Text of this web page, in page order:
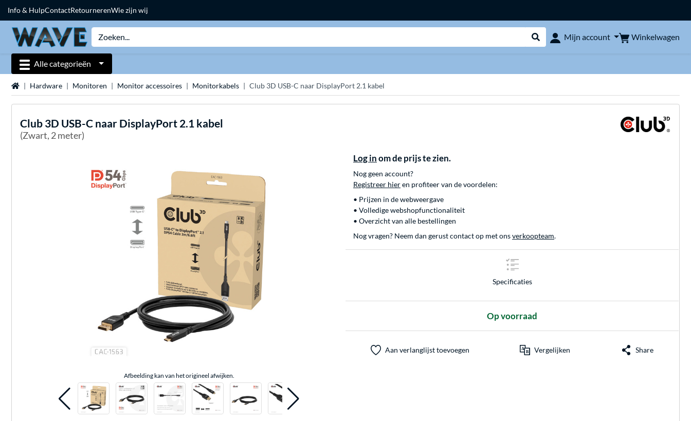
Info & HulpContactRetournerenWie zijn wij
Webshop doorzoeken
Mijn account Winkelwagen
Alle categorieën
Home Hardware Monitoren Monitor accessoires Monitorkabels Club 3D USB-C naar DisplayPort 2.1 kabel
Club 3D USB-C naar DisplayPort 2.1 kabel
(Zwart, 2 meter)
Afbeelding kan van het origineel afwijken.
Log in om de prijs te zien.
Nog geen account?
Registreer hieren profiteer van de voordelen:
• Prijzen in de webweergave
• Volledige webshopfunctionaliteit
• Overzicht van alle bestellingen
Nog vragen? Neem dan gerust contact op met onsverkoopteam.
Specificaties
Op voorraad
Aan verlanglijst toevoegen Vergelijken Share